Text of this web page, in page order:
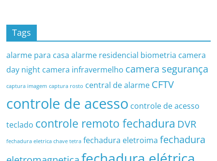
Tags
alarme para casa alarme residencial biometria camera
day night camera infravermelho camera segurança
captura imagem captura rosto central de alarme CFTV
controle de acesso controle de acesso
teclado controle remoto fechadura DVR
fechadura eletrica chave tetra fechadura eletroima fechadura